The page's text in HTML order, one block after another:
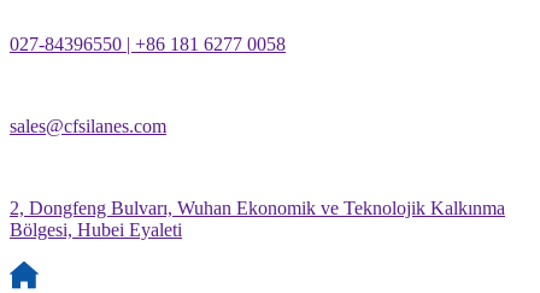
027-84396550 | +86 181 6277 0058
sales@cfsilanes.com
2, Dongfeng Bulvarı, Wuhan Ekonomik ve Teknolojik Kalkınma
Bölgesi, Hubei Eyaleti